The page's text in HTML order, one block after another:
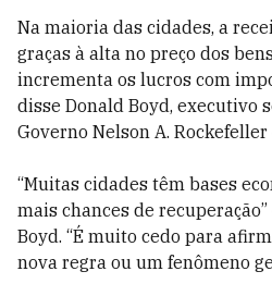
Na maioria das cidades, a
graças à alta no preço dos
incrementa os lucros com
disse Donald Boyd, executivo
Governo Nelson A.
“Muitas cidades têm bases
mais chances de
Boyd. “É muito cedo para
nova regra ou um fenômeno